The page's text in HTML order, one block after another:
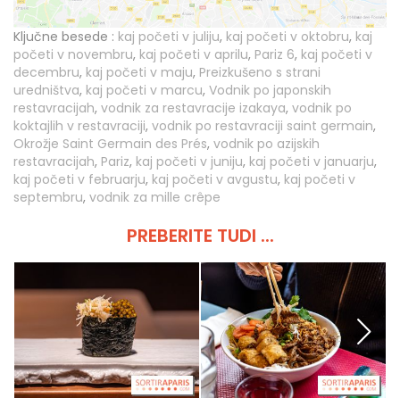
Ključne besede : kaj početi v juliju, kaj početi v oktobru, kaj
početi v novembru, kaj početi v aprilu, Pariz 6, kaj početi v
decembru, kaj početi v maju, Preizkušeno s strani
uredništva, kaj početi v marcu, Vodnik po japonskih
restavracijah, vodnik za restavracije izakaya, vodnik po
koktajlih v restavraciji, vodnik po restavraciji saint germain,
Okrožje Saint Germain des Prés, vodnik po azijskih
restavracijah, Pariz, kaj početi v juniju, kaj početi v januarju,
kaj početi v februarju, kaj početi v avgustu, kaj početi v
septembru, vodnik za mille crêpe
PREBERITE TUDI ...